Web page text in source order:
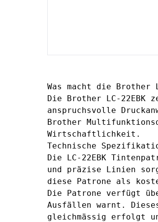
Was macht die Brother
Die Brother LC-
anspruchsvolle
Brother
Wirtschaftlichkeit.
Technische
Die LC-22EBK
und präzise Linien
diese Patrone als
Die Patrone verfügt
Ausfällen warnt.
gleichmässig erfolgt